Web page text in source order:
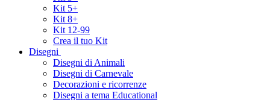
Kit 5+
Kit 8+
Kit 12-99
Crea il tuo Kit
Disegni
Disegni di Animali
Disegni di Carnevale
Decorazioni e ricorrenze
Disegni a tema Educational